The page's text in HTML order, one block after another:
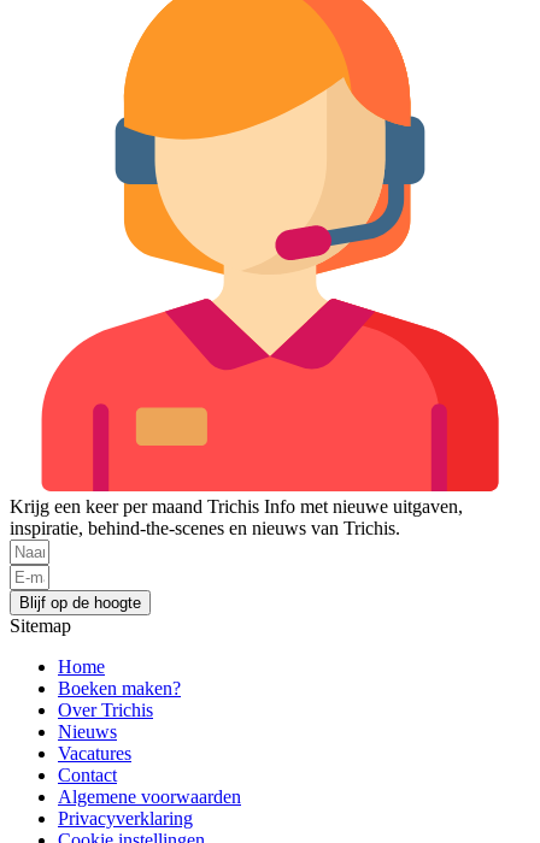
Krijg een keer per maand Trichis Info met nieuwe uitgaven,
inspiratie, behind-the-scenes en nieuws van Trichis.
Blijf op de hoogte
Sitemap
Home
Boeken maken?
Over Trichis
Nieuws
Vacatures
Contact
Algemene voorwaarden
Privacyverklaring